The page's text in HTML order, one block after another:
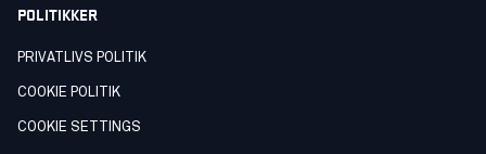
POLITIKKER
PRIVATLIVS POLITIK
COOKIE POLITIK
COOKIE SETTINGS